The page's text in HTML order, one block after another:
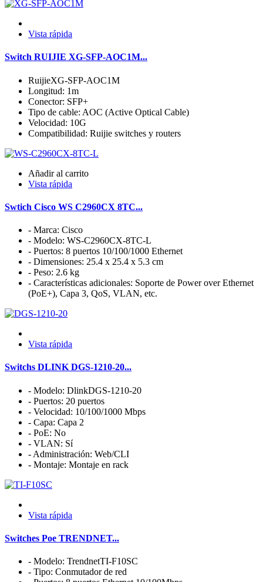
Vista rápida
Switch RUIJIE XG-SFP-AOC1M...
RuijieXG-SFP-AOC1M
Longitud: 1m
Conector: SFP+
Tipo de cable: AOC (Active Optical Cable)
Velocidad: 10G
Compatibilidad: Ruijie switches y routers
Añadir al carrito
Vista rápida
Swtich Cisco WS C2960CX 8TC...
- Marca: Cisco
- Modelo: WS-C2960CX-8TC-L
- Puertos: 8 puertos 10/100/1000 Ethernet
- Dimensiones: 25.4 x 25.4 x 5.3 cm
- Peso: 2.6 kg
- Características adicionales: Soporte de Power over Ethernet
(PoE+), Capa 3, QoS, VLAN, etc.
Vista rápida
Switchs DLINK DGS-1210-20...
- Modelo: DlinkDGS-1210-20
- Puertos: 20 puertos
- Velocidad: 10/100/1000 Mbps
- Capa: Capa 2
- PoE: No
- VLAN: Sí
- Administración: Web/CLI
- Montaje: Montaje en rack
Vista rápida
Switches Poe TRENDNET...
- Modelo: TrendnetTI-F10SC
- Tipo: Conmutador de red